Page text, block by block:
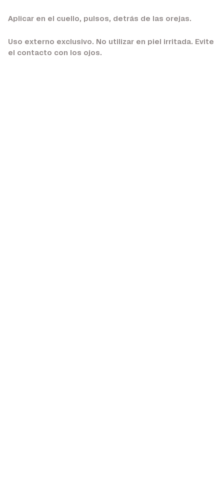
Aplicar en el cuello, pulsos, detrás de las orejas.
Uso externo exclusivo. No utilizar en piel irritada. Evite
el contacto con los ojos.